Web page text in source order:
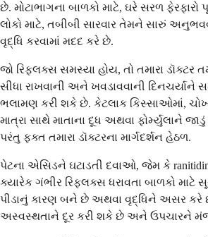
છે. મોટાભાગના બાળકો માટે, ઘરે સરળ
લોકો માટે, તબીબી સારવાર તેમને સારું
વૃદ્ધિ કરવામાં મદદ કરે છે.
જો રિફ્લક્સ સમસ્યા હોય, તો તમારા ડૉક્ટર
સીધા રાખવાની અને ખવડાવવાની દિનચર્યાને
ભલામણ કરી શકે છે. કેટલાક કિસ્સાઓમાં,
માત્રા સાથે માતાના દૂધ અથવા ફોર્મ્યુલાને
પરંતુ ફક્ત તમારા ડૉક્ટરના માર્ગદર્શન હેઠળ.
પેટના એસિડને ઘટાડતી દવાઓ, જેમ કે
ક્યારેક ગંભીર રિફ્લક્સ ધરાવતા બાળકો
પીડાનું કારણ બને છે અથવા વૃદ્ધિને અસર
અસ્વસ્થતાને દૂર કરી શકે છે અને ઉપચારને